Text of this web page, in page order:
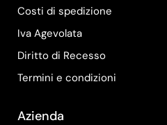
Costi di spedizione
Iva Agevolata
Diritto di Recesso
Termini e condizioni
Azienda